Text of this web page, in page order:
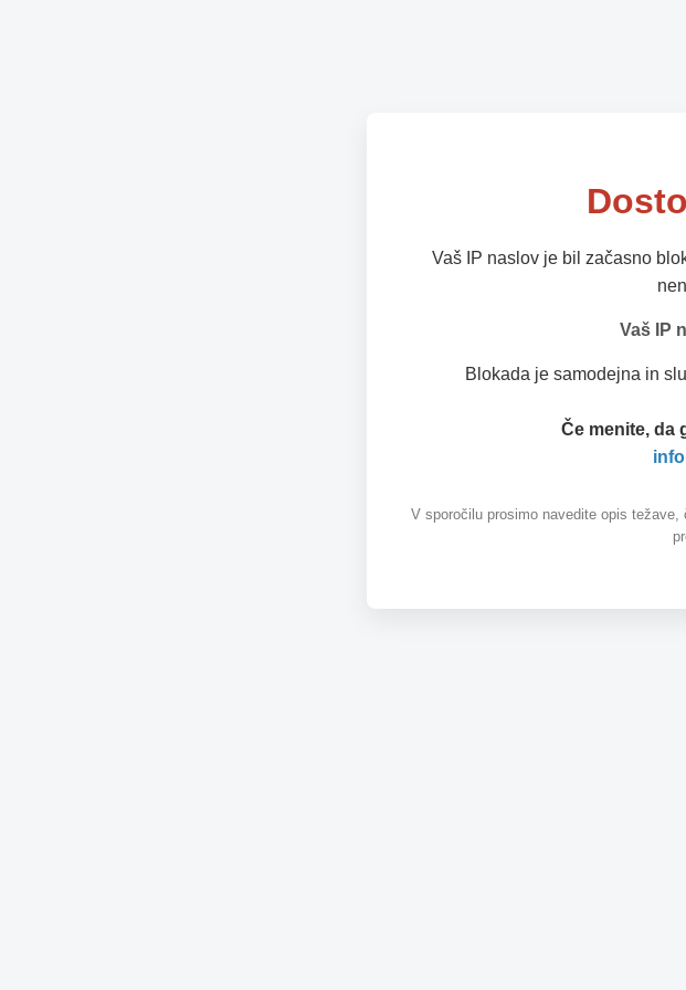
Vaš IP naslov je bil začasno
Vaš IP
Blokada je samodejna in
Če menite, da
V sporočilu prosimo navedite opis